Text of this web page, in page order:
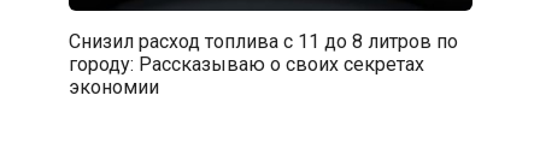
Снизил расход топлива с 11 до 8 литров по
городу: Рассказываю о своих секретах
экономии